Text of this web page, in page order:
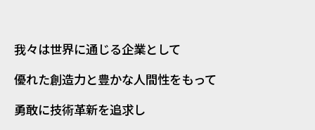
我々は世界に通じる企業として
優れた創造力と豊かな人間性をもって
勇敢に技術革新を追求し